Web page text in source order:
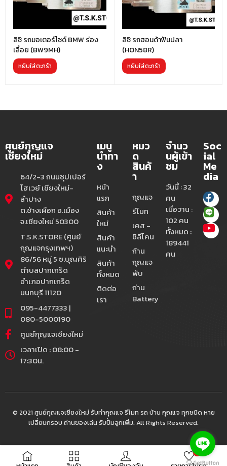
0
ลิชิ รถมอเตอร์ไซด์ BMW ร่อง
เลื้อย (BW9MH)
หยิบใส่ตะกร้า
ลิชิ รถฮอนด้าฟันปลา
(HON58R)
หยิบใส่ตะกร้า
ศูนย์กุญแจ
เชียงใหม่
64/2-3 ถนนซุปเปอร์
ไฮเวย์ เชียงใหม่-
ลำปาง
ต.ช้างเผือก อ.เมือง
จ.เชียงใหม่ 50300
T.S.K.STORE (ศูนย์
กุญแจกรุงเทพฯ)
86/56 หมู่ 5 ซ.บุญศิริ
ตำบลปากเกร็ด
อำเภอปากเกร็ด
นนทบุรี 11120
095-4477333 |
080-5000190
ศูนย์กุญแจเชียงใหม่
เวลาเปิด : 08:00 -
17:30น.
เมนู
นำทา
ง
หน้า
แรก
สินค้า
ใหม่
สินค้า
แนะนำ
สินค้า
ทั้งหมด
ติดต่อ
เรา
หมว
ด
สินค้
า
กุญแจ
รีโมท
เคส -
ซิลีโคน
ก้าน
กุญแจ
พับ
ถ่าน
Battery
จำนว
นผู้เข้า
ชม
วันนี้ : 32
คน
เมื่อวาน :
102 คน
ทั้งหมด :
189441
คน
Soc
ial
Me
dia
© 2021 ศูนย์กุญแจเชียงใหม่ รับทำกุญแจ รีโมท รถ บ้าน กุญแจ ทุกชนิด หาย
เปลี่ยนกรอบ ถ่านของเล่น รับปั้มลูกเพิ่ม. All Rights Reserved.